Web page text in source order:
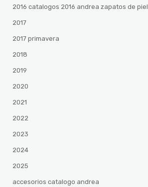
2016 catalogos 2016 andrea zapatos de piel
2017
2017 primavera
2018
2019
2020
2021
2022
2023
2024
2025
accesorios catalogo andrea